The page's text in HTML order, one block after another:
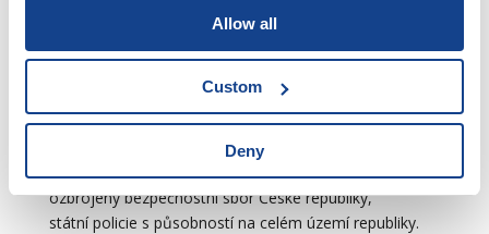
Allow all
Custom
Deny
Zákon č. 273/2008 Sb., zákon o Policii České republiky
Policie České republiky(PČR) je
ozbrojený bezpečnostní sbor České republiky,
státní policie s působností na celém území republiky.